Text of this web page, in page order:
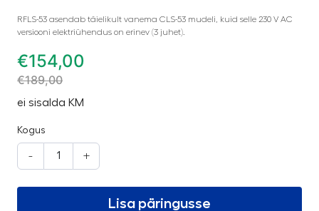
RFLS-53 asendab täielikult vanema CLS-53 mudeli, kuid selle 230 V AC
versiooni elektriühendus on erinev (3 juhet).
€154,00
€189,00
ei sisalda KM
Kogus
- +
Lisa päringusse